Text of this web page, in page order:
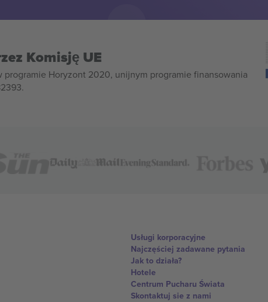
Komisję UE
programie Horyzont 2020, unijnym programie finansowania
Usługi korporacyjne
Najczęściej zadawane pytania
Jak to działa?
Hotele
Centrum Pucharu Świata
Skontaktuj sie z nami